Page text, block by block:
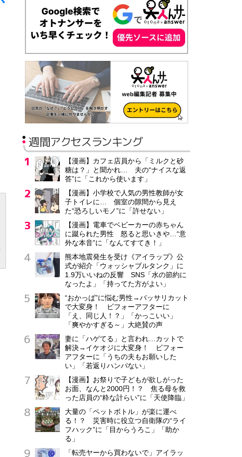
正社員
月給25万円～30万円
IT未経験OKNTTグループ会社営業支援/未経験OK/IT関連営
株式会社パソナ
東京都 千代田区
派遣社員
月給34万9,400円
株式会社陽明
東京都 江戸川区
アルバイト・パート
時給1,250円
介護職員・ホームヘルパー/日勤/訪問介護
テルウェル東日本さいたま介護センタ
埼玉県 さいたま市
アルバイト・パート
時給1,200円～
週間アクセスランキング
【漫画】カフェ店員から「ミルクと砂
糖は？」と聞かれ… 夫の“ナイスな返
答”に「これから使います」
【漫画】小学校で人気の男性教師が女
子トイレに… 個室の隙間から見え
た“恐ろしいモノ”に「許せない」
【漫画】電車でベビーカーの赤ちゃん
に蹴られた男性 怒ると思いきや…“意
外な本音”に「なんてすてき！」
熊本地震発生を受け《アイラップ》公
式が紹介「ウォッシャブルタンク」に
1.9万いいねの反響 SNS「水の節約に
なったよ」「持ってた方がよい」
“おかっぱ”に悩む男性→バッサリカット
で大変身！ ビフォーアフターに
「え、同じ人！？」「かっこいい」
「爽やかすぎる～」大絶賛の声
妻に「ハゲてる」と言われ…カットで
解決→イケオジに大変身！ ビフォー
アフターに「うちの夫もお願いした
い」「若返りハンパない」
【漫画】お祭りで子どもが欲しがった
お面、なんと2000円！？ 焦る母を救
った店員の“粋な計らい”に「天使降臨」
大量の「ペットボトル」が楽に運べ
る！？ 災害時に役立つ自衛隊の“ライ
フハック”に「目からうろこ」「助か
る」
「転売ヤーから買わないで」アイラッ